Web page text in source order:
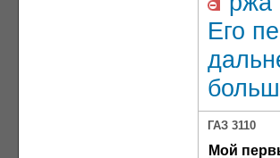
Его
ГАЗ 3110
Мой